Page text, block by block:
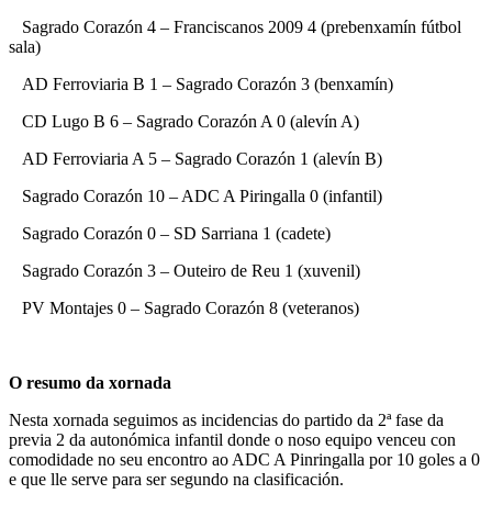
Sagrado Corazón 4 – Franciscanos 2009 4 (prebenxamín fútbol
sala)
AD Ferroviaria B 1 – Sagrado Corazón 3 (benxamín)
CD Lugo B 6 – Sagrado Corazón A 0 (alevín A)
AD Ferroviaria A 5 – Sagrado Corazón 1 (alevín B)
Sagrado Corazón 10 – ADC A Piringalla 0 (infantil)
Sagrado Corazón 0 – SD Sarriana 1 (cadete)
Sagrado Corazón 3 – Outeiro de Reu 1 (xuvenil)
PV Montajes 0 – Sagrado Corazón 8 (veteranos)
O resumo da xornada
Nesta xornada seguimos as incidencias do partido da 2ª fase da
previa 2 da autonómica infantil donde o noso equipo venceu con
comodidade no seu encontro ao ADC A Pinringalla por 10 goles a 0
e que lle serve para ser segundo na clasificación.